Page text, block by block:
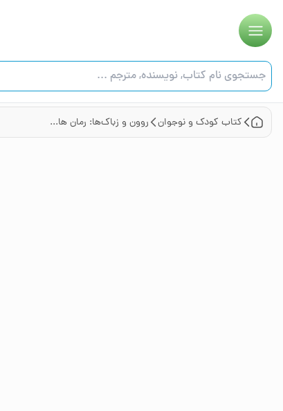
کتاب کودک و نوجوان روون و زباک‌ها: رمان های روون 4